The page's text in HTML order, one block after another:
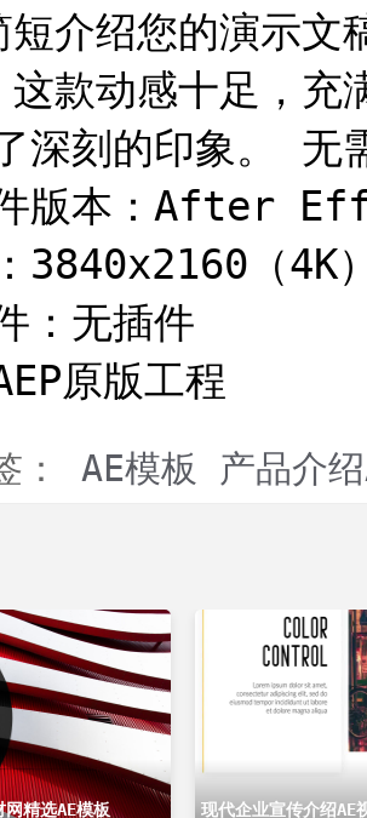
介绍您的演示文
款动感十足，充
深刻的印象。 无
版本：After
3840x2160（4K
：无插件
原版工程
： AE模板 产品介
精选AE模板 现代企业宣传介绍AE